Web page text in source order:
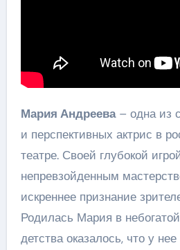
Мария Андреева– одна из
и перспективных актрис в
театре. Своей глубокой
непревзойденным
искреннее признание
Родилась Мария в
детства оказалось, что у